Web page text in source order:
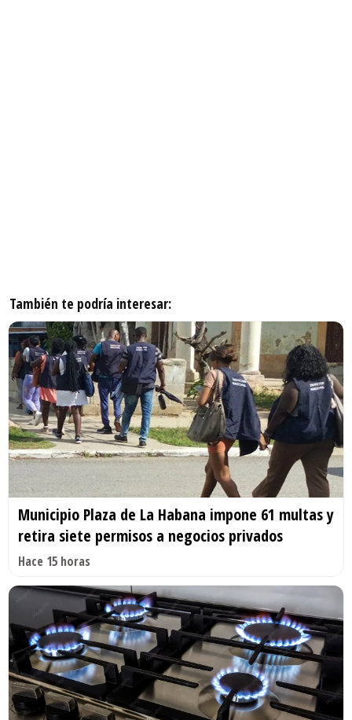
También te podría interesar:
Municipio Plaza de La Habana impone 61 multas y
retira siete permisos a negocios privados
Hace 15 horas